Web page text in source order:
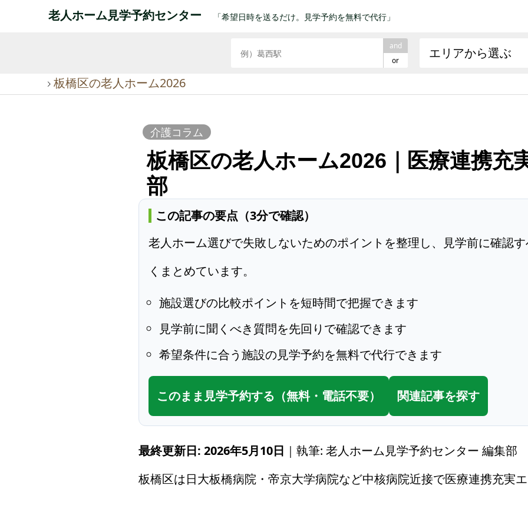
老人ホーム見学予約センター 「希望日時を送るだけ。見学予約を無料で代行」
and
or
エリアから選ぶ
板橋区の老人ホーム2026
介護コラム
板橋区の老人ホーム2026｜医療連携充
部
この記事の要点（3分で確認）
老人ホーム選びで失敗しないためのポイントを整理し、見学前に確認
くまとめています。
施設選びの比較ポイントを短時間で把握できます
見学前に聞くべき質問を先回りで確認できます
希望条件に合う施設の見学予約を無料で代行できます
このまま見学予約する（無料・電話不要） 関連記事を探す
最終更新日: 2026年5月10日 ｜執筆: 老人ホーム見学予約センター 編集部
板橋区は日大板橋病院・帝京大学病院など中核病院近接で医療連携充実エ